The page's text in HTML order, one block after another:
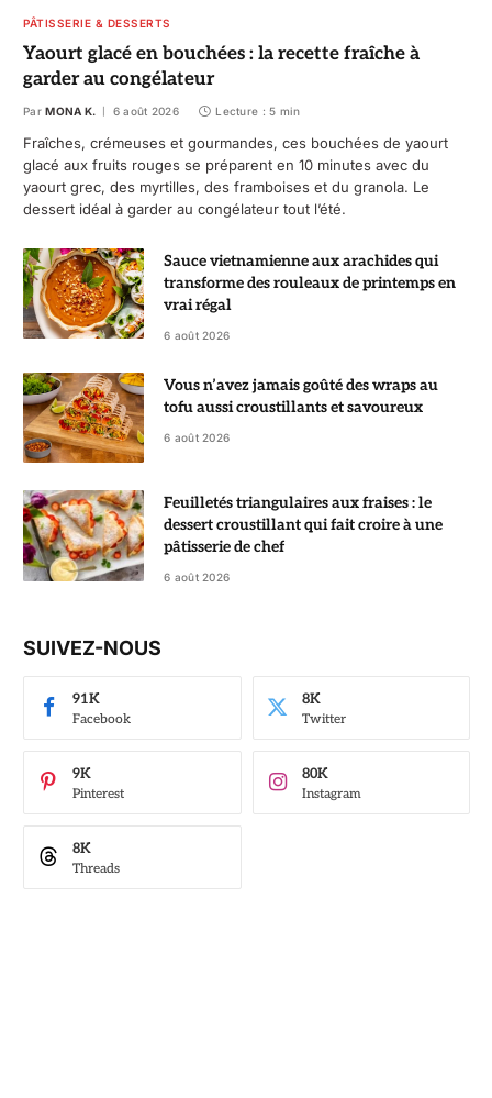
PÂTISSERIE & DESSERTS
Yaourt glacé en bouchées : la recette fraîche à
garder au congélateur
Par MONA K. 6 août 2026 Lecture : 5 min
Fraîches, crémeuses et gourmandes, ces bouchées de yaourt
glacé aux fruits rouges se préparent en 10 minutes avec du
yaourt grec, des myrtilles, des framboises et du granola. Le
dessert idéal à garder au congélateur tout l’été.
Sauce vietnamienne aux arachides qui
transforme des rouleaux de printemps en
vrai régal
6 août 2026
Vous n’avez jamais goûté des wraps au
tofu aussi croustillants et savoureux
6 août 2026
Feuilletés triangulaires aux fraises : le
dessert croustillant qui fait croire à une
pâtisserie de chef
6 août 2026
SUIVEZ-NOUS
Facebook
91K
Twitter
8K
Pinterest
9K
Instagram
80K
Threads
8K